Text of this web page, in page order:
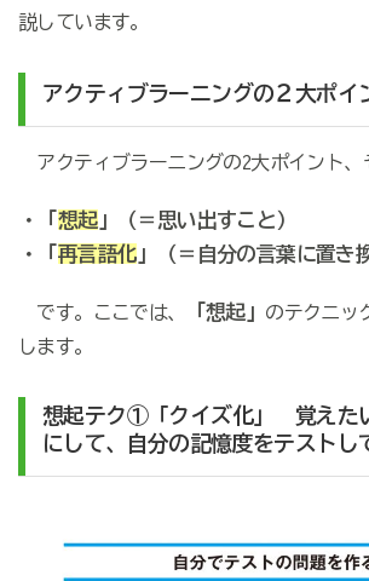
説しています。
アクティブラーニングの２大ポイ
アクティブラーニングの2大ポイント、
・ 想起」（＝思い出すこと）
・「 再言語化 」（＝自分の言葉に置き
です。ここでは、 「想起」 のテクニッ
します。
想起テク①「クイズ化」 覚えた
にして、自分の記憶度をテストし